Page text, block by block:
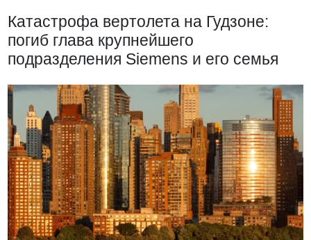
Катастрофа вертолета на Гудзоне:
погиб глава крупнейшего
подразделения Siemens и его семья